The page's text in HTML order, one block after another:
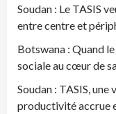
Soudan : Le TASIS
entre centre et
Botswana : Quand
sociale au cœur de
Soudan : TASIS,
productivité accrue